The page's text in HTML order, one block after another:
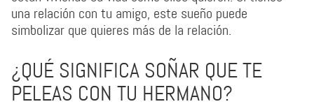
una relación con tu amigo, este sueño puede
simbolizar que quieres más de la relación.
¿QUÉ SIGNIFICA SOÑAR QUE TE
PELEAS CON TU HERMANO?